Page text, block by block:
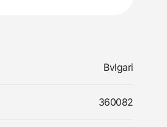
Bvlgari
360082